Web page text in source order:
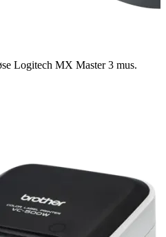
Logitech MX Master 3 mus.